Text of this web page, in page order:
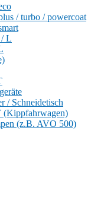
/ turbo / powercoat
L
/ Schneidetisch
(z.B. AVO 500)